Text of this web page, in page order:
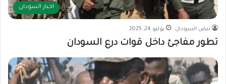
اخبار السودان
نبض السودان يوليو 24, 2025
تطور مفاجئ داخل قوات درع السودان